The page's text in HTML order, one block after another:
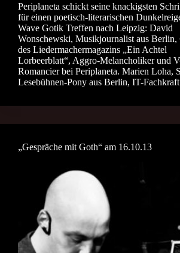
Periplaneta schickt seine knackigsten
für einen poetisch-literarischen
Wave Gotik Treffen nach Leipzig: David
Wonschewski, Musikjournalist aus Berlin,
des Liedermachermagazins „Ein Achtel
Lorbeerblatt“, Aggro-Melancholiker und
Romancier bei Periplaneta. Marien Loha,
Lesebühnen-Pony aus Berlin, IT-
„Gespräche mit Goth“ am 16.10.13